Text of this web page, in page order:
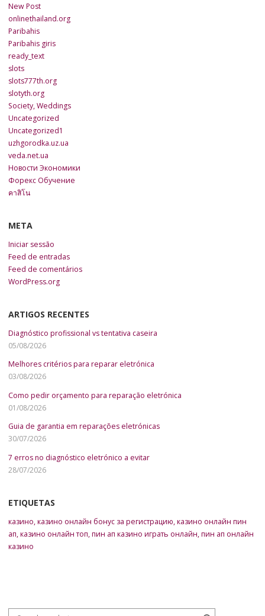
New Post
onlinethailand.org
Paribahis
Paribahis giris
ready_text
slots
slots777th.org
slotyth.org
Society, Weddings
Uncategorized
Uncategorized1
uzhgorodka.uz.ua
veda.net.ua
Новости Экономики
Форекс Обучение
คาสิโน
META
Iniciar sessão
Feed de entradas
Feed de comentários
WordPress.org
ARTIGOS RECENTES
Diagnóstico profissional vs tentativa caseira
05/08/2026
Melhores critérios para reparar eletrónica
03/08/2026
Como pedir orçamento para reparação eletrónica
01/08/2026
Guia de garantia em reparações eletrónicas
30/07/2026
7 erros no diagnóstico eletrónico a evitar
28/07/2026
ETIQUETAS
казино,казино онлайн бонус за регистрацию,казино онлайн пин
ап,казино онлайн топ,пин ап казино играть онлайн,пин ап онлайн
казино